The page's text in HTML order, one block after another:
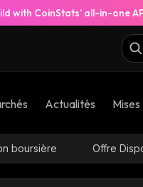
with CoinStats’ all-in-one
Actualités
boursière Offre